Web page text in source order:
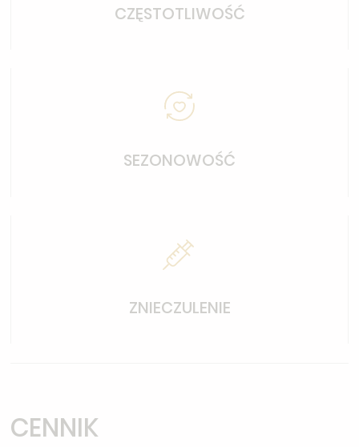
CZĘSTOTLIWOŚĆ
SEZONOWOŚĆ
ZNIECZULENIE
CENNIK